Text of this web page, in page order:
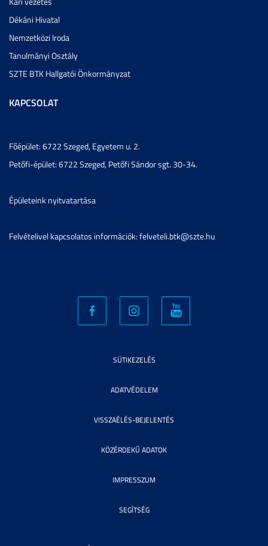
Dékáni Hivatal
Nemzetközi Iroda
Tanulmányi Osztály
SZTE BTK Hallgatói Önkormányzat
KAPCSOLAT
Főépület: 6722 Szeged, Egyetem u. 2.
Petőfi-épület: 6722 Szeged, Petőfi Sándor sgt. 30-34.
Épületeink nyitvatartása
Felvételivel kapcsolatos információk: felveteli.btk@szte.hu
SÜTIKEZELÉS
ADATVÉDELEM
VISSZAÉLÉS-BEJELENTÉS
KÖZÉRDEKŰ ADATOK
IMPRESSZUM
SEGÍTSÉG